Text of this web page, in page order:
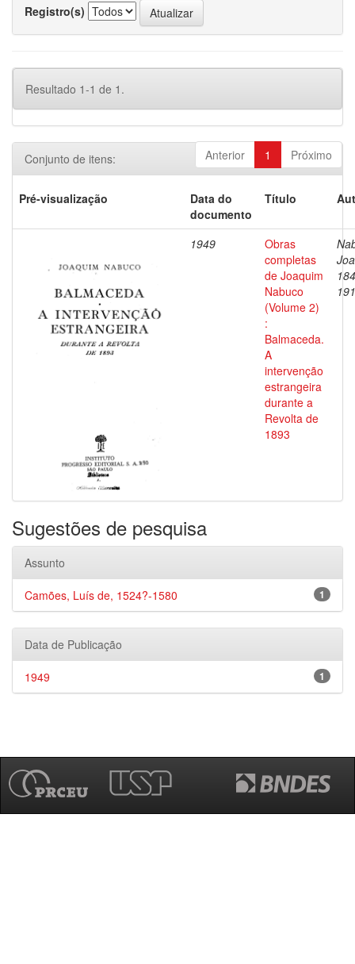
Registro(s)
Resultado 1-1 de 1.
Anterior 1 Próximo
Conjunto de itens:
Pré-visualização
Data do
documento
Título
1949
Obras
completas
de Joaquim
Nabuco
(Volume 2)
:
Balmaceda.
A
intervenção
estrangeira
durante a
Revolta de
1893
Sugestões de pesquisa
Assunto
1
Camões, Luís de, 1524?-1580
Data de Publicação
1
1949